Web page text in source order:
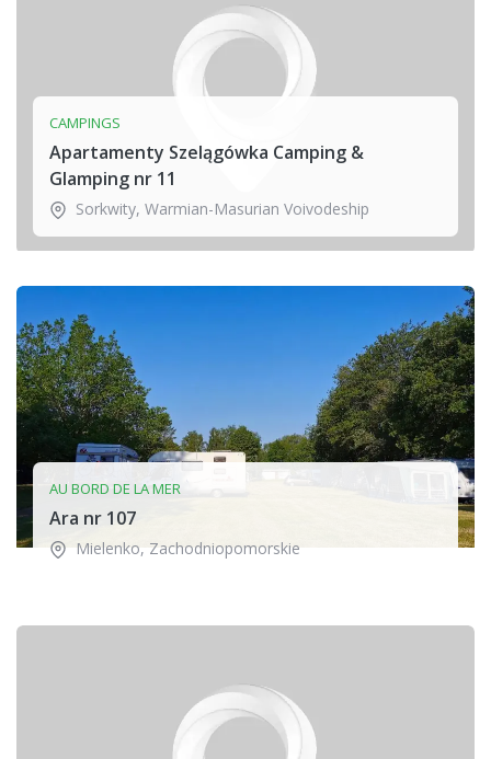
CAMPINGS
Apartamenty Szelągówka Camping &
Glamping nr 11
Sorkwity, Warmian-Masurian Voivodeship
AU BORD DE LA MER
Ara nr 107
Mielenko,Zachodniopomorskie